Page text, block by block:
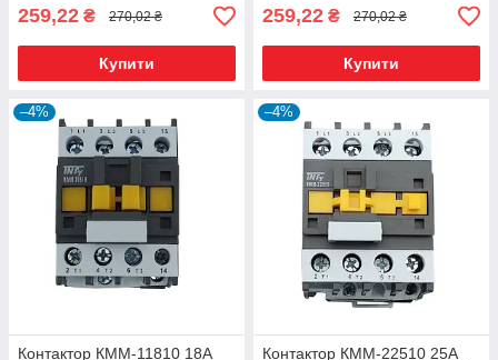
259,22 ₴ 270,02 ₴
Купити
259,22 ₴ 270,02 ₴
Купити
–4%
Контактор КММ-11810 18А
–4%
Контактор КММ-22510 25А